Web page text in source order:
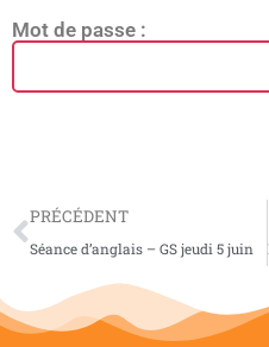
Mot de passe :
PRÉCÉDENT
Séance d’anglais – GS jeudi 5 juin